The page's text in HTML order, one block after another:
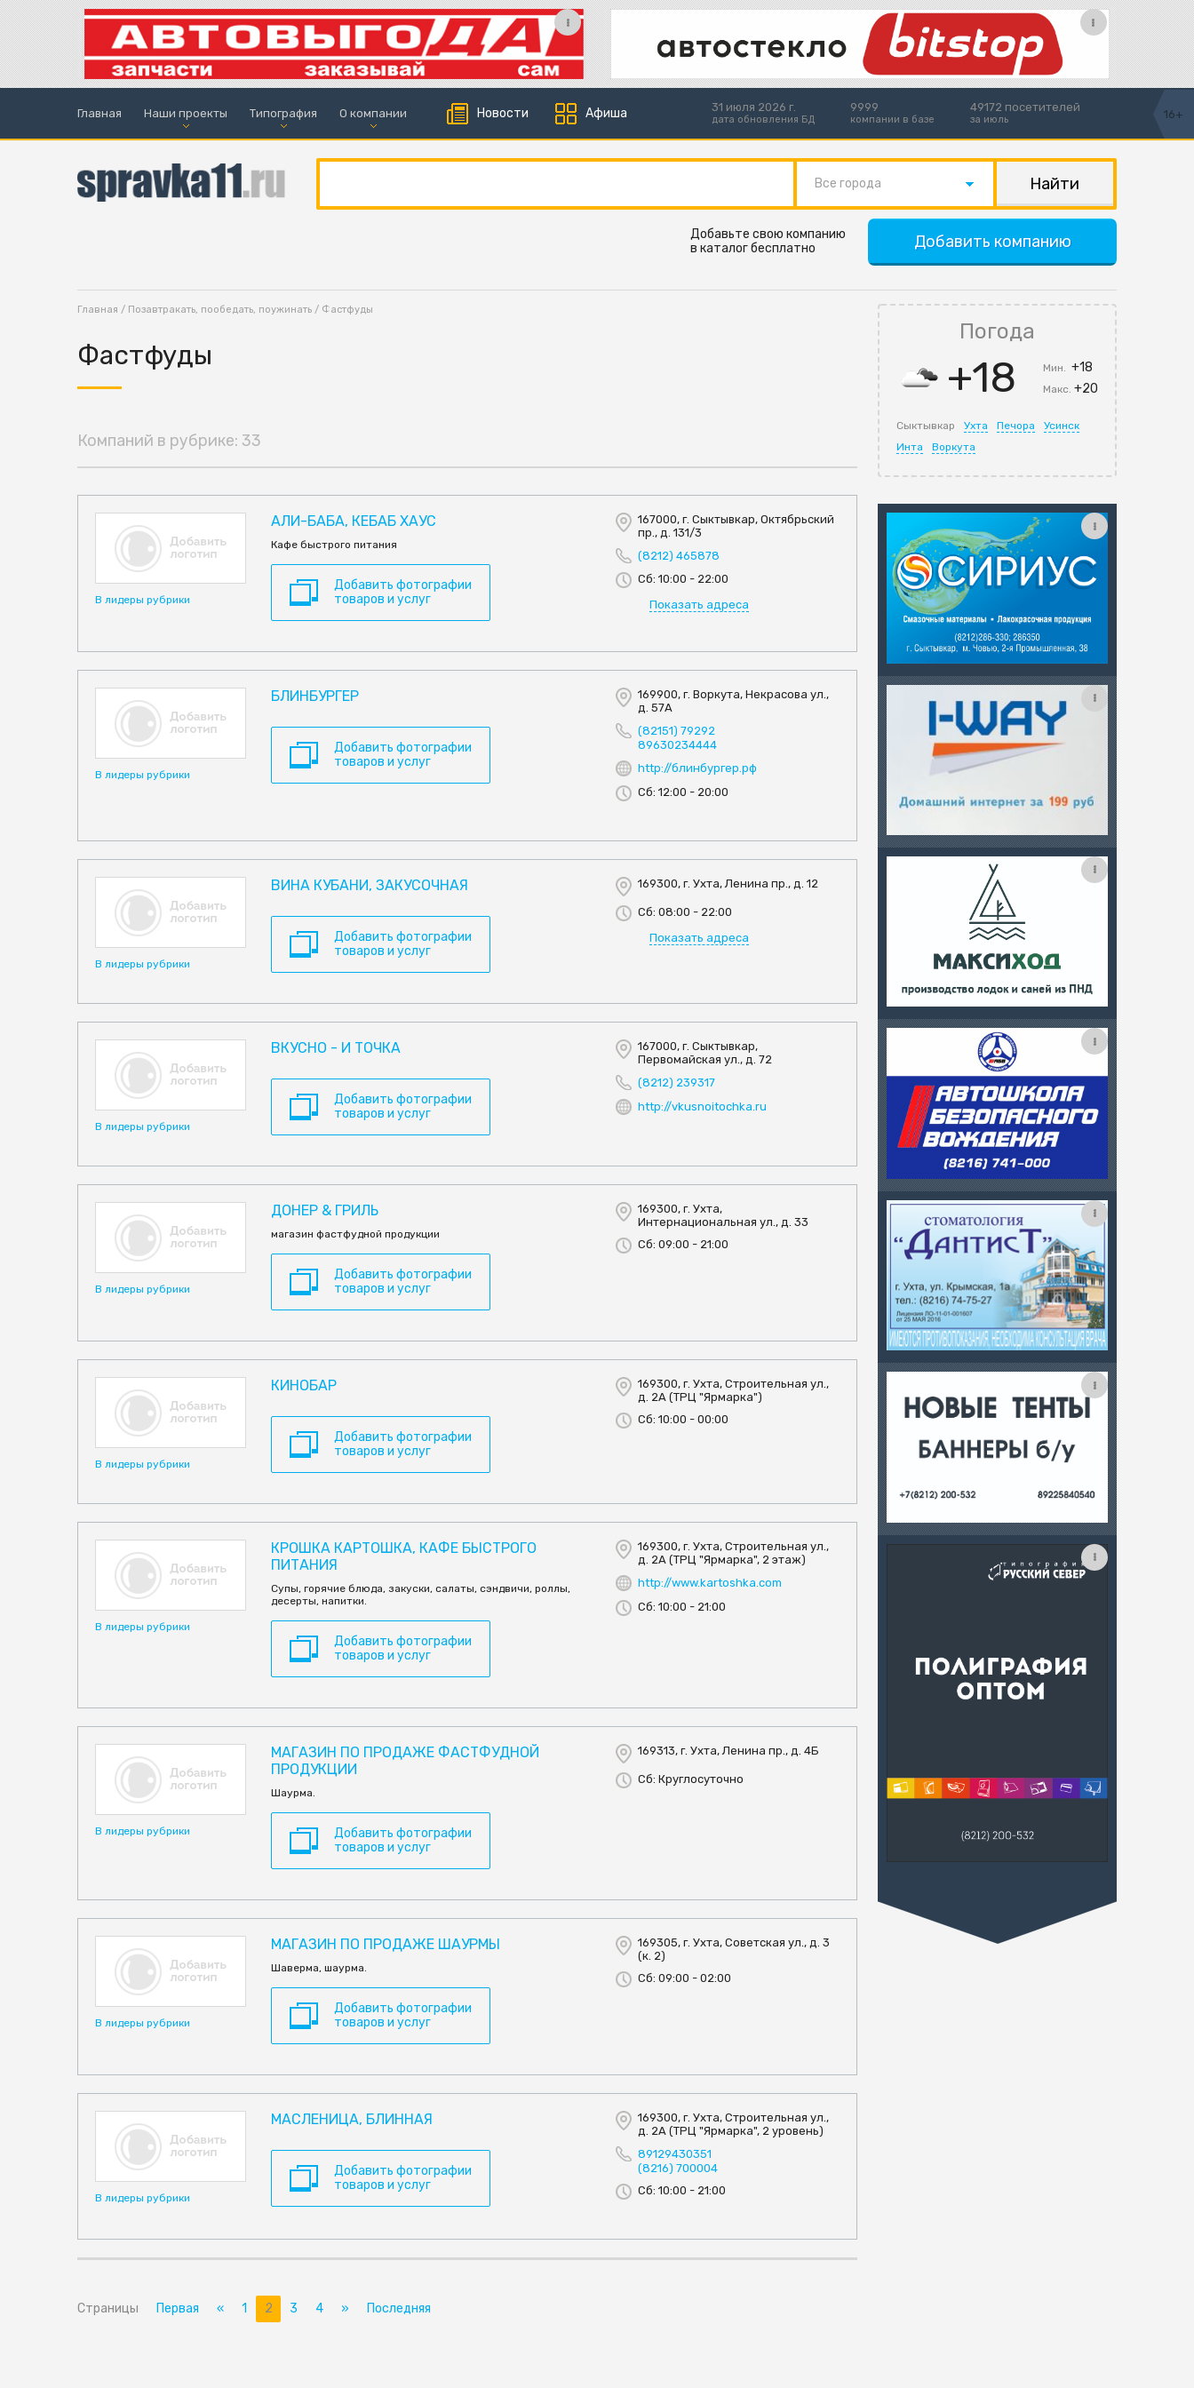
Главная Наши проекты Типография О компании Новости Афиша 31 июля 2026 г.
дата обновления БД
9999
компании в базе
49172 посетителей
за июль 16+
Все города
Добавить компанию
Добавьте свою компанию
в каталог бесплатно
Главная / Позавтракать, пообедать, поужинать / Фастфуды
Фастфуды
Компаний в рубрике: 33
В лидеры рубрики
АЛИ-БАБА, КЕБАБ ХАУС
Кафе быстрого питания
Добавить фотографии
товаров и услуг
167000, г. Сыктывкар, Октябрьский
пр., д. 131/3
(8212) 465878
Сб: 10:00 - 22:00
Показать адреса
В лидеры рубрики
БЛИНБУРГЕР
Добавить фотографии
товаров и услуг
169900, г. Воркута, Некрасова ул.,
д. 57А
(82151) 79292
89630234444
http://блинбургер.рф
Сб: 12:00 - 20:00
В лидеры рубрики
ВИНА КУБАНИ, ЗАКУСОЧНАЯ
Добавить фотографии
товаров и услуг
169300, г. Ухта, Ленина пр., д. 12
Сб: 08:00 - 22:00
Показать адреса
В лидеры рубрики
ВКУСНО - И ТОЧКА
Добавить фотографии
товаров и услуг
167000, г. Сыктывкар,
Первомайская ул., д. 72
(8212) 239317
http://vkusnoitochka.ru
В лидеры рубрики
ДОНЕР & ГРИЛЬ
магазин фастфудной продукции
Добавить фотографии
товаров и услуг
169300, г. Ухта,
Интернациональная ул., д. 33
Сб: 09:00 - 21:00
В лидеры рубрики
КИНОБАР
Добавить фотографии
товаров и услуг
169300, г. Ухта, Строительная ул.,
д. 2А (ТРЦ "Ярмарка")
Сб: 10:00 - 00:00
В лидеры рубрики
КРОШКА КАРТОШКА, КАФЕ БЫСТРОГО
ПИТАНИЯ
Супы, горячие блюда, закуски, салаты, сэндвичи, роллы,
десерты, напитки.
Добавить фотографии
товаров и услуг
169300, г. Ухта, Строительная ул.,
д. 2А (ТРЦ "Ярмарка", 2 этаж)
http://www.kartoshka.com
Сб: 10:00 - 21:00
В лидеры рубрики
МАГАЗИН ПО ПРОДАЖЕ ФАСТФУДНОЙ
ПРОДУКЦИИ
Шаурма.
Добавить фотографии
товаров и услуг
169313, г. Ухта, Ленина пр., д. 4Б
Сб: Круглосуточно
В лидеры рубрики
МАГАЗИН ПО ПРОДАЖЕ ШАУРМЫ
Шаверма, шаурма.
Добавить фотографии
товаров и услуг
169305, г. Ухта, Советская ул., д. 3
(к. 2)
Сб: 09:00 - 02:00
В лидеры рубрики
МАСЛЕНИЦА, БЛИННАЯ
Добавить фотографии
товаров и услуг
169300, г. Ухта, Строительная ул.,
д. 2А (ТРЦ "Ярмарка", 2 уровень)
89129430351
(8216) 700004
Сб: 10:00 - 21:00
Страницы Первая « 1 2 3 4 » Последняя
Погода
+18 Мин.+18
Макс.+20
Сыктывкар Ухта Печора
Усинск
Инта
Воркута